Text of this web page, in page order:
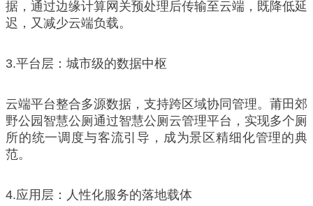
据，通过边缘计算网关预处理后传输至云端，既降低延
迟，又减少云端负载。
3.平台层：城市级的数据中枢
云端平台整合多源数据，支持跨区域协同管理。莆田郊
野公园智慧公厕通过智慧公厕云管理平台，实现多个厕
所的统一调度与客流引导，成为景区精细化管理的典
范。
4.应用层：人性化服务的落地载体